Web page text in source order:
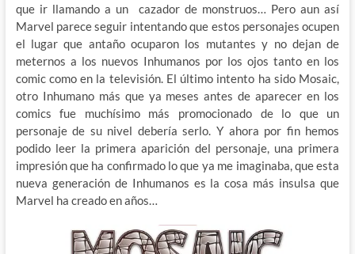
que ir llamando a un cazador de monstruos… Pero aun así
Marvel parece seguir intentando que estos personajes ocupen
el lugar que antaño ocuparon los mutantes y no dejan de
meternos a los nuevos Inhumanos por los ojos tanto en los
comic como en la televisión. El último intento ha sido Mosaic,
otro Inhumano más que ya meses antes de aparecer en los
comics fue muchísimo más promocionado de lo que un
personaje de su nivel debería serlo. Y ahora por fin hemos
podido leer la primera aparición del personaje, una primera
impresión que ha confirmado lo que ya me imaginaba, que esta
nueva generación de Inhumanos es la cosa más insulsa que
Marvel ha creado en años…